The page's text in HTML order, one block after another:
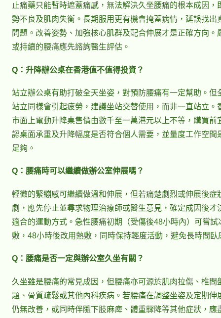
止痛藥只能暫時遮蓋痛感，無法解決久坐腰痛的根本成因，
勢不良及肌肉失衡。長期服用更有機會掩蓋病情，延誤找出
問題。改善姿勢、加強核心肌群及配合伸展才是正確方向。
或持續的腰痛應先諮詢醫生評估。
Q：升降辦公桌在香港值不值得投資？
站立辦公桌有助打破全天坐姿，對預防腰痛有一定幫助。但
站立同樣會引起疲勞，建議坐站交替使用，而非一直站立。
市面上電動升降桌售價由數千至一萬港元以上不等，購買前
認桌面承重及升降幅度是否符合個人需要，並量度工作空間
足夠。
Q：腰痛時可以繼續做辦公室伸展嗎？
輕微的緊繃感可繼續做溫和伸展，但若痛楚劇烈或伸展後症
劇，應先停止並尋求物理治療師或醫生意見，確定成因後才
適合的運動方式。急性腰痛初期（受傷後48小時內）可嘗試
敷，48小時後改用熱敷，同時保持輕度活動，避免長時間臥
Q：腰痛是否一定與辦公室久坐有關？
久坐雖是腰痛的常見成因，但腰痛亦可源於肌肉拉傷、椎間
題、骨質疏鬆或其他內科疾病。若腰痛在調整坐姿及定期伸
仍無改善，或同時伴隨下肢麻痺、體重驟降等其他症狀，應